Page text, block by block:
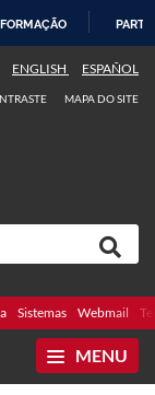
ENGLISH ESPAÑOL
MAPA DO SITE
Sistemas Webmail
MENU